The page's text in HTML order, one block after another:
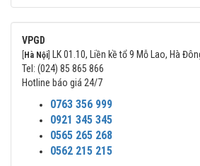
VPGD
Hà Nội
LK 01.10, Liền kề tổ 9 Mỗ Lao, Hà
Tel: (024) 85 865 866
Hotline báo giá 24/7
0763 356 999
0921 345 345
0565 265 268
0562 215 215